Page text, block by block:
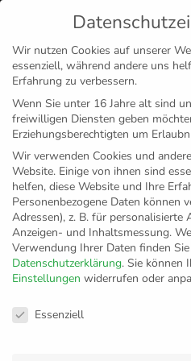
DVV-Pokal-
Wir nutzen Cookies auf unserer
essenziell, während andere uns
Erfahrung zu verbessern.
Wenn Sie unter 16 Jahre alt sind
freiwilligen Diensten geben
Erziehungsberechtigten um
Wir verwenden Cookies und
Website. Einige von ihnen sind
helfen, diese Website und Ihre
Personenbezogene Daten können
Adressen), z. B. für personalisierte
Anzeigen- und Inhaltsmessung.
Verwendung Ihrer Daten finden
Datenschutzerklärung. Sie können
Einstellungen widerrufen oder
Datenschutzeinstellungen
Essenziell